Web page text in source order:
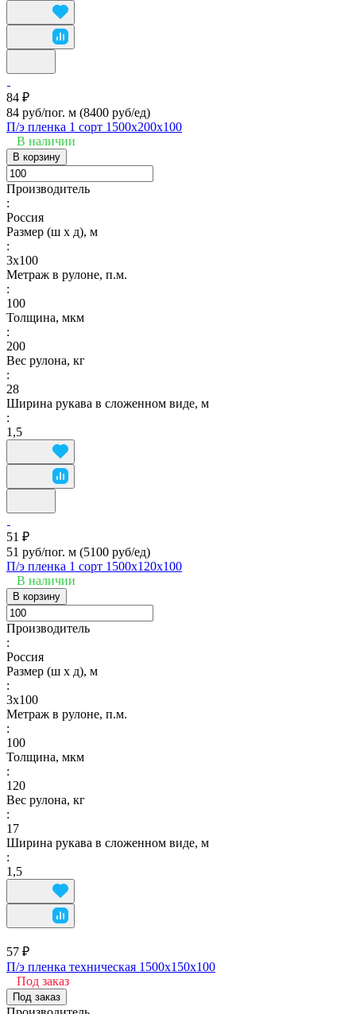
84 ₽
84 руб/пог. м (8400 руб/eд)
П/э пленка 1 сорт 1500х200х100
В наличии
В корзину
Производитель
:
Россия
Размер (ш х д), м
:
3х100
Метраж в рулоне, п.м.
:
100
Толщина, мкм
:
200
Вес рулона, кг
:
28
Ширина рукава в сложенном виде, м
:
1,5
51 ₽
51 руб/пог. м (5100 руб/eд)
П/э пленка 1 сорт 1500х120х100
В наличии
В корзину
Производитель
:
Россия
Размер (ш х д), м
:
3х100
Метраж в рулоне, п.м.
:
100
Толщина, мкм
:
120
Вес рулона, кг
:
17
Ширина рукава в сложенном виде, м
:
1,5
57 ₽
П/э пленка техническая 1500х150х100
Под заказ
Под заказ